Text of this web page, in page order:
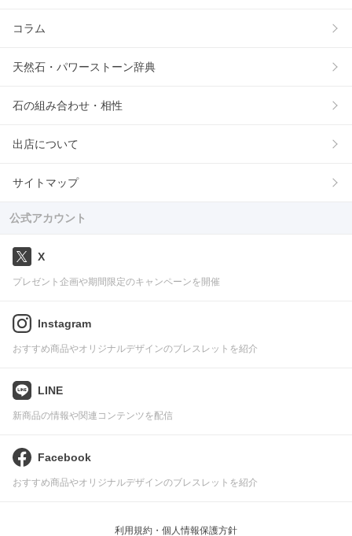
コラム
天然石・パワーストーン辞典
石の組み合わせ・相性
出店について
サイトマップ
公式アカウント
X
プレゼント企画や期間限定のキャンペーンを開催
Instagram
おすすめ商品やオリジナルデザインのブレスレットを紹介
LINE
新商品の情報や関連コンテンツを配信
Facebook
おすすめ商品やオリジナルデザインのブレスレットを紹介
利用規約・個人情報保護方針